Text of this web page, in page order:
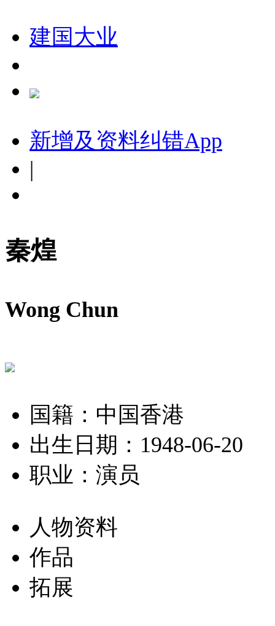
建国大业
新增及资料纠错App
|
秦煌
Wong Chun
国籍：中国香港
出生日期：1948-06-20
职业：演员
人物资料
作品
拓展